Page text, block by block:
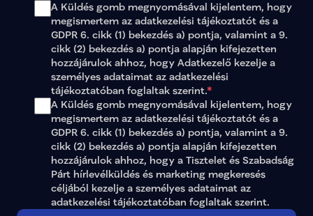
A Küldés gomb megnyomásával kijelentem, hogy
megismertem az adatkezelési tájékoztatót és a
GDPR 6. cikk (1) bekezdés a) pontja, valamint a 9.
cikk (2) bekezdés a) pontja alapján kifejezetten
hozzájárulok ahhoz, hogy Adatkezelő kezelje a
személyes adataimat az adatkezelési
tájékoztatóban foglaltak szerint.*
A Küldés gomb megnyomásával kijelentem, hogy
megismertem az adatkezelési tájékoztatót és a
GDPR 6. cikk (1) bekezdés a) pontja, valamint a 9.
cikk (2) bekezdés a) pontja alapján kifejezetten
hozzájárulok ahhoz, hogy a Tisztelet és Szabadság
Párt hírlevélküldés és marketing megkeresés
adatkezelési tájékoztatóban foglaltak szerint.